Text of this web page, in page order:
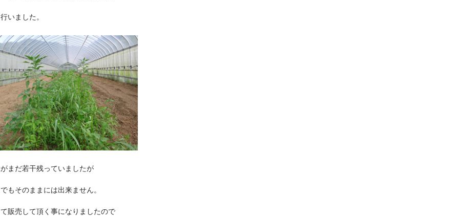
いました。
まだ若干残っていましたが
もそのままには出来ません。
販売して頂く事になりましたので